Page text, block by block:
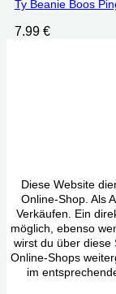
Ty Beanie Boos
7.99 €
Diese Website
Online-Shop. Als
Verkäufen. Ein
möglich, ebenso
wirst du über diese
Online-Shops
im